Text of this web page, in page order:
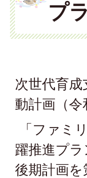
プ
次世代育
動計画（
「ファミ
躍推進プ
後期計画